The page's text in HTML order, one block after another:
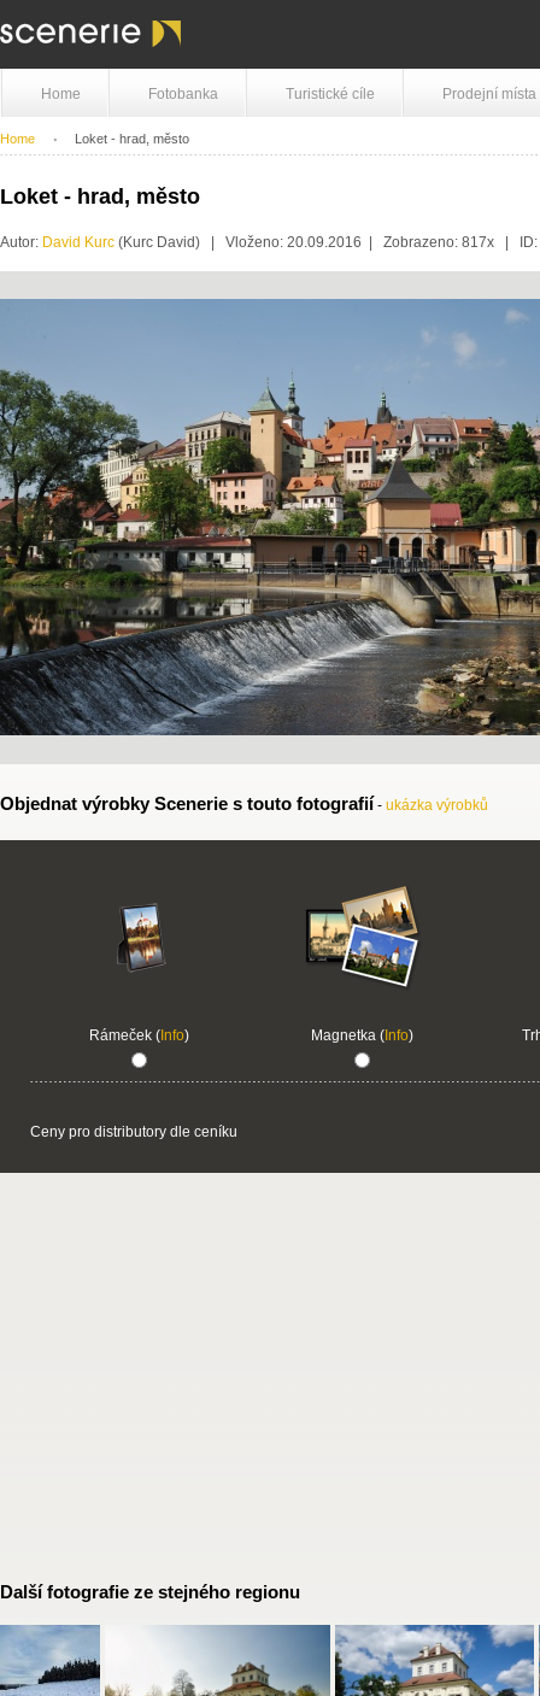
Home Fotobanka Turistické cíle Prodejní místa
Home Loket - hrad, město
Loket - hrad, město
Autor: David Kurc (Kurc David) | Vloženo: 20.09.2016 | Zobrazeno: 817x | ID:
Objednat výrobky Scenerie s touto fotografií - ukázka výrobků
Rámeček (Info) Magnetka (Info)
Ceny pro distributory dle ceníku
Další fotografie ze stejného regionu